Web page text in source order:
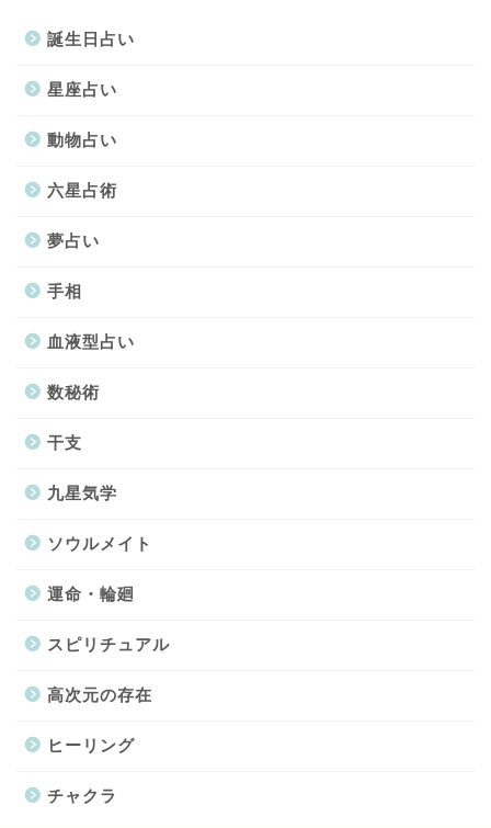
誕生日占い
星座占い
動物占い
六星占術
夢占い
手相
血液型占い
数秘術
干支
九星気学
ソウルメイト
運命・輪廻
スピリチュアル
高次元の存在
ヒーリング
チャクラ